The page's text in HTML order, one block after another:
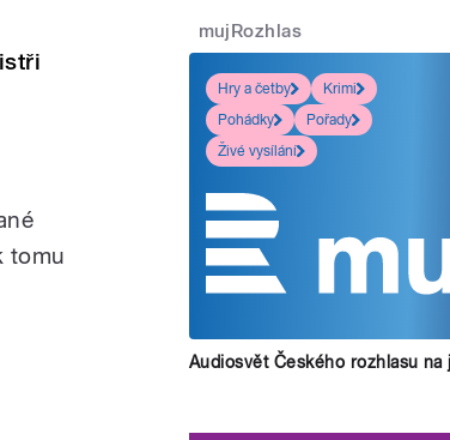
tomu
mujRozhlas
Hry a četby
Krimi
Pohádky
Pořady
Živé vysílání
Audiosvět Českého rozhlasu na